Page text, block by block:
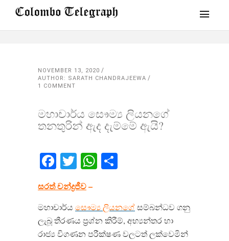
NOVEMBER 13, 2020
AUTHOR: SARATH CHANDRAJEEWA
1 COMMENT
මහාචාර්ය සෞම්‍ය ලියනගේ
තනතුරින් ඇද දැම්මේ ඇයි?
Facebook
TwitterWhatsApp
සරත් චන්ද්‍රජීව–
මහාචාර්ය සෞම්‍ය ලියනගේසම්බන්ධව ගනු
ලැබූ තීරණය ප්‍රශ්න කිරීම්, අභ්‍යන්තර හා
රාජ්‍ය විගණන පරීක්ෂණ වලටත් ලක්වෙමින්